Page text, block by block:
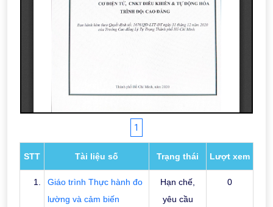
1
STT Tài liệu số Trạng thái Lượt xem
1.
Giáo trình Thực hành đo
lường và cảm biến
Hạn chế,
yêu cầu
0